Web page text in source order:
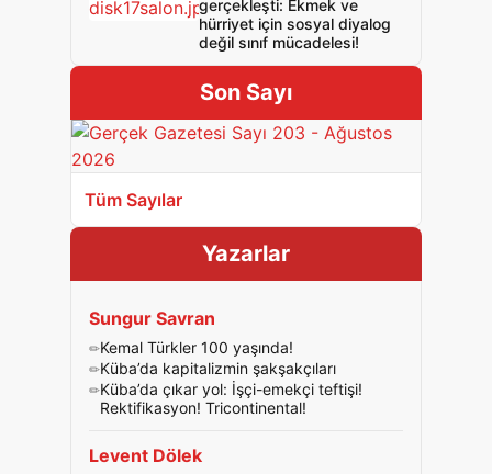
gerçekleşti: Ekmek ve
hürriyet için sosyal diyalog
değil sınıf mücadelesi!
Son Sayı
Tüm Sayılar
Yazarlar
Sungur Savran
Kemal Türkler 100 yaşında!
Küba’da kapitalizmin şakşakçıları
Küba’da çıkar yol: İşçi-emekçi teftişi!
Rektifikasyon! Tricontinental!
Levent Dölek